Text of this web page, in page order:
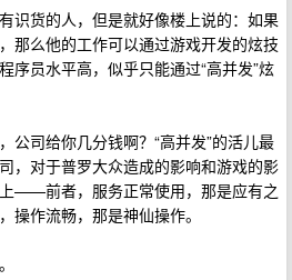
识货的人，但是就好像楼上说的：如果
那么他的工作可以通过游戏开发的炫技
序员水平高，似乎只能通过“高并发”炫
公司给你几分钱啊？“高并发”的活儿最
，对于普罗大众造成的影响和游戏的影
——前者，服务正常使用，那是应有之
操作流畅，那是神仙操作。